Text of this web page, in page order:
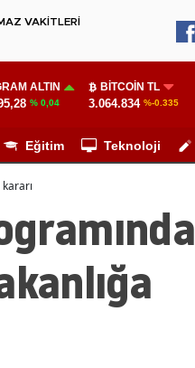
VAKİTLERİ
ALTIN
% 0,04
BITCOIN TL
3.064.834 %-0.335
Eğitim Teknoloji